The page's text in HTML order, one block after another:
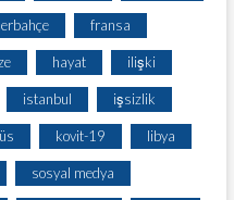
fransa
hayat ilişki
istanbul işsizlik
kovit-19 libya
sosyal medya